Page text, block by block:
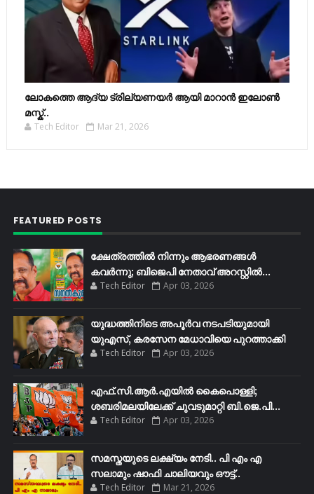
ലോകത്തെ ആദ്യ ട്രില്യണയർ ആയി മാറാൻ ഇലോൺ
മസ്ക്..
Tech Editor Mar 21, 2026
FEATURED POSTS
ക്ഷേത്രത്തിൽ നിന്നും ആഭരണങ്ങൾ
കവർന്നു; ബിജെപി നേതാവ് അറസ്റ്റിൽ...
Tech Editor Apr 03, 2026
യുദ്ധത്തിനിടെ അപൂർവ നടപടിയുമായി
യുഎസ്, കരസേന മേധാവിയെ പുറത്താക്കി
Tech Editor Apr 03, 2026
എഫ്​.സി.ആർ.എയിൽ കൈപൊള്ളി;
ശബരിമലയിലേക്ക്​ ചുവടുമാറ്റി ബി.ജെ.പി...
Tech Editor Apr 03, 2026
സമസ്തയുടെ ലക്ഷ്യം നേടി.. പി എം എ
സലാമും ഷാഫി ചാലിയവും ഔട്ട്..
Tech Editor Mar 21, 2026